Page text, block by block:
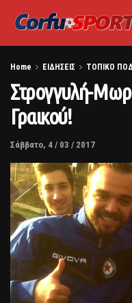
Home ΕΙΔΗΣΕΙΣ ΤΟΠΙΚΟ
Στρογγυλή-
Γραικού!
Σάββατο, 4 / 03 / 2017